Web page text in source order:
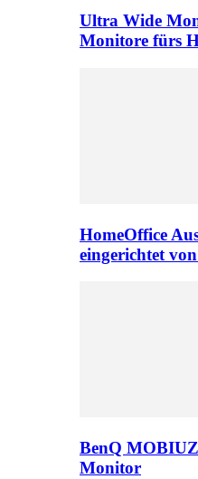
Ultra Wide
Monitore fürs
HomeOffice
eingerichtet
BenQ
Monitor